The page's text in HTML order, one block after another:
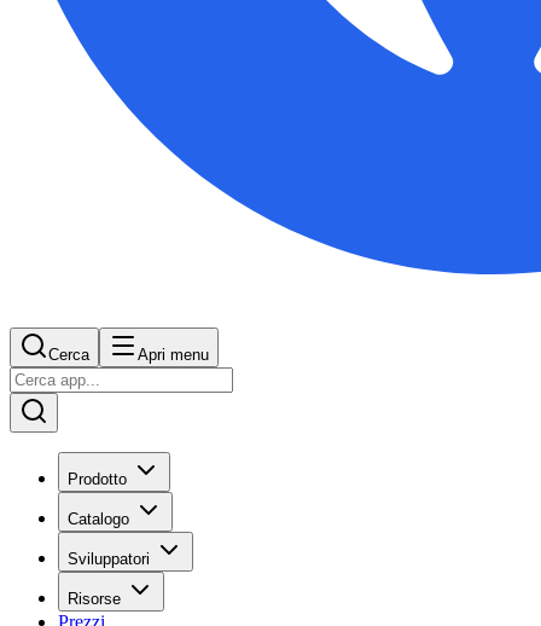
Cerca Apri menu
Prodotto
Catalogo
Sviluppatori
Risorse
Prezzi